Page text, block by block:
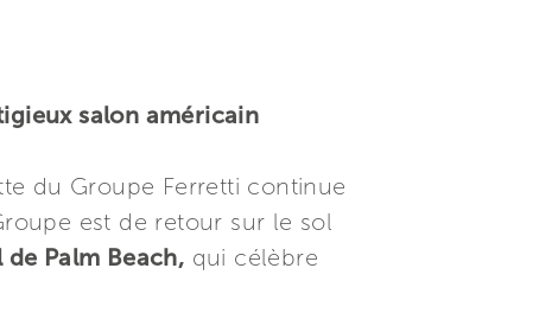
salon américain
du Groupe Ferretti continue
est de retour sur le sol
Palm Beach, qui célèbre